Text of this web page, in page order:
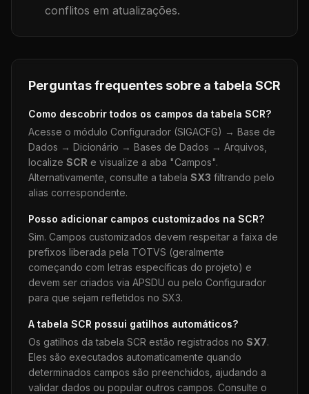
conflitos em atualizações.
Perguntas frequentes sobre a tabela SCR
Como descobrir todos os campos da tabela SCR?
Acesse o módulo Configurador (SIGACFG) → Base de
Dados → Dicionário → Bases de Dados → Arquivos,
localize SCR e visualize a aba "Campos".
Alternativamente, consulte a tabela SX3 filtrando pelo
alias correspondente.
Posso adicionar campos customizados na SCR?
Sim. Campos customizados devem respeitar a faixa de
prefixos liberada pela TOTVS (geralmente
começando com letras específicas do projeto) e
devem ser criados via APSDU ou pelo Configurador
para que sejam refletidos no SX3.
A tabela SCR possui gatilhos automáticos?
Os gatilhos da tabela SCR estão registrados no SX7.
Eles são executados automaticamente quando
determinados campos são preenchidos, ajudando a
validar dados ou popular outros campos. Consulte o